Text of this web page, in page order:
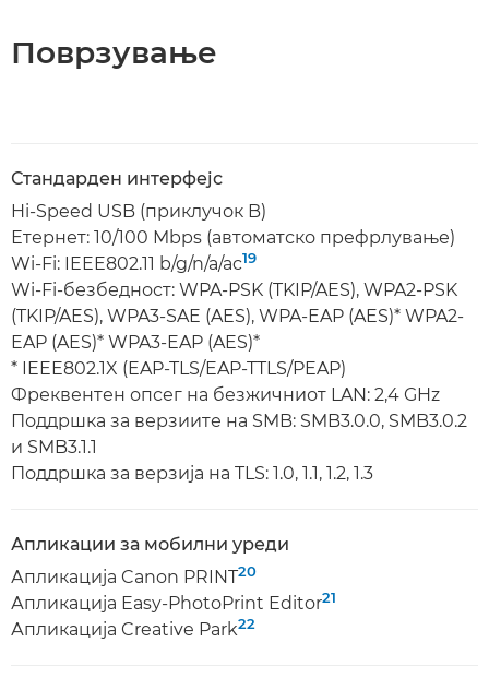
Поврзување
Стандарден интерфејс
Hi-Speed USB (приклучок B)
Етернет: 10/100 Mbps (автоматско префрлување)
Wi-Fi: IEEE802.11 b/g/n/a/ac19
Wi-Fi-безбедност: WPA-PSK (TKIP/AES), WPA2-PSK
(TKIP/AES), WPA3-SAE (AES), WPA-EAP (AES)* WPA2-
EAP (AES)* WPA3-EAP (AES)*
* IEEE802.1X (EAP-TLS/EAP-TTLS/PEAP)
Фреквентен опсег на безжичниот LAN: 2,4 GHz
Поддршка за верзиите на SMB: SMB3.0.0, SMB3.0.2
и SMB3.1.1
Поддршка за верзија на TLS: 1.0, 1.1, 1.2, 1.3
Апликации за мобилни уреди
Апликација Canon PRINT20
Апликација Easy-PhotoPrint Editor21
Апликација Creative Park22